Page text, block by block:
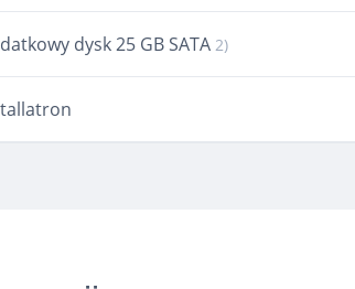
dysk 25 GB SATA 2)